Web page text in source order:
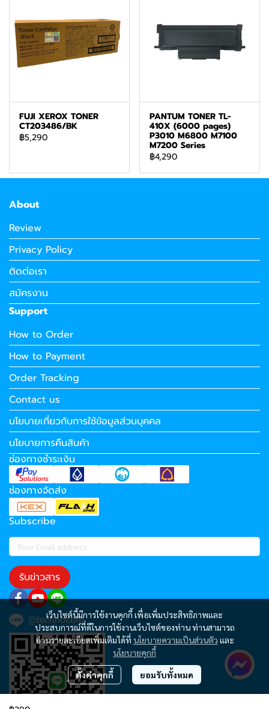
FUJI XEROX TONER
CT203486/BK
฿5,290
PANTUM TONER TL-
410X (6000 pages)
P3010 M6800 M7100
M7200 Series
฿4,290
เว็บไซต์นี้มีการใช้งานคุกกี้ เพื่อเพิ่มประสิทธิภาพและ
ประสบการณ์ที่ดีในการใช้งานเว็บไซต์ของท่าน ท่านสามารถ
อ่านรายละเอียดเพิ่มเติมได้ที่ นโยบายความเป็นส่วนตัว และ
นโยบายคุกกี้
ตั้งค่าคุกกี้ ยอมรับทั้งหมด
About
Review
Privacy Policy
ติดต่อเรา
สมัครงาน
Support
How to Order
How to Payment
Order Tracking
Contact us
นโยบายเกี่ยวกับการใช้ข้อมูลส่วนบุคคล
นโยบายการคืนสินค้า
ช่องทางชำระเงิน
ช่องทางจัดส่ง
Subscribe
รับข่าวสาร
@technocom